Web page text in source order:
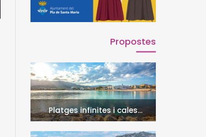
Propostes
Platges infinites i cales
naturals a l'Hospitalet de
l'Infant i la Vall de Llors